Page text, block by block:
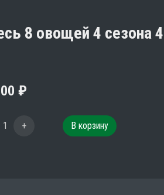
8 овощей 4 сезона
₽
1 + В корзину